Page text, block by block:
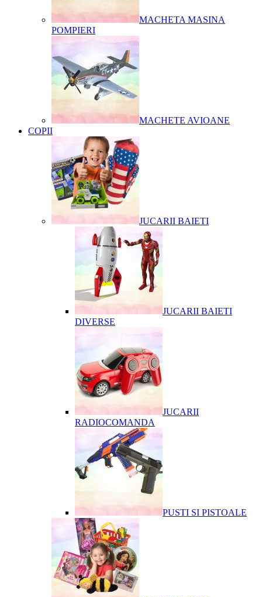
MACHETA MASINA
POMPIERI
MACHETE AVIOANE
COPII
JUCARII BAIETI
JUCARII BAIETI
DIVERSE
JUCARII
RADIOCOMANDA
PUSTI SI PISTOALE